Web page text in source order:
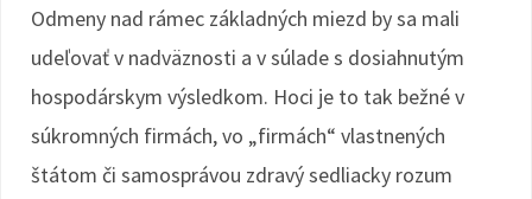
Odmeny nad rámec základných miezd by sa mali
udeľovať v nadväznosti a v súlade s dosiahnutým
hospodárskym výsledkom. Hoci je to tak bežné v
súkromných firmách, vo „firmách“ vlastnených
štátom či samosprávou zdravý sedliacky rozum